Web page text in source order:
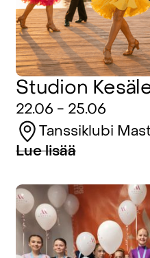
Studion
22.06 - 25.06
Tanssiklubi
Lue lisää